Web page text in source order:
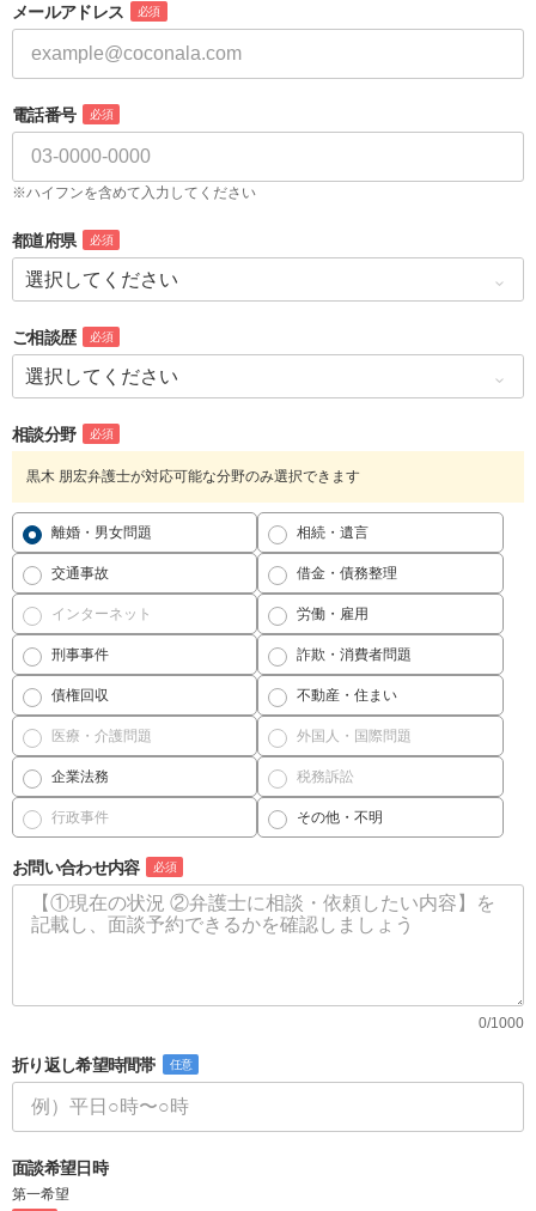
メールアドレス 必須
電話番号 必須
※ハイフンを含めて入力してください
都道府県 必須
ご相談歴 必須
相談分野 必須
黒木 朋宏弁護士が対応可能な分野のみ選択できます
離婚・男女問題 相続・遺言
交通事故 借金・債務整理
インターネット 労働・雇用
刑事事件 詐欺・消費者問題
債権回収 不動産・住まい
医療・介護問題 外国人・国際問題
企業法務 税務訴訟
行政事件 その他・不明
お問い合わせ内容 必須
0/1000
折り返し希望時間帯 任意
面談希望日時
第一希望